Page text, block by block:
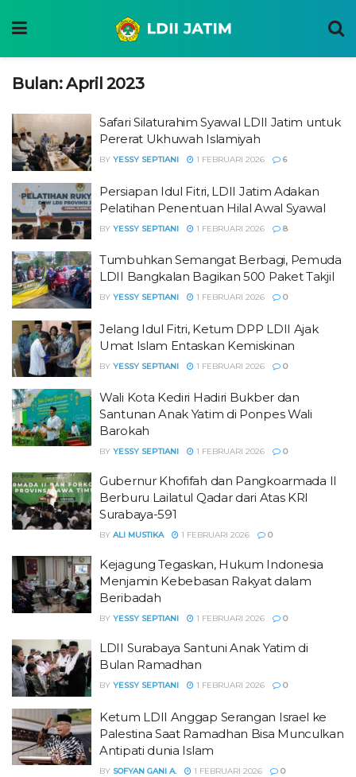
Bulan:April 2023
Safari Silaturahim Syawal LDII Jatim untuk
Pererat Ukhuwah Islamiyah
BY YESSY SEPTIANI 1 FEBRUARI 2026 6
Persiapan Idul Fitri, LDII Jatim Adakan
Pelatihan Penentuan Hilal Awal Syawal
BY YESSY SEPTIANI 1 FEBRUARI 2026 8
Tumbuhkan Semangat Berbagi, Pemuda
LDII Bangkalan Bagikan 500 Paket Takjil
BY YESSY SEPTIANI 1 FEBRUARI 2026 0
Jelang Idul Fitri, Ketum DPP LDII Ajak
Umat Islam Entaskan Kemiskinan
BY YESSY SEPTIANI 1 FEBRUARI 2026 0
Wali Kota Kediri Hadiri Bukber dan
Santunan Anak Yatim di Ponpes Wali
Barokah
BY YESSY SEPTIANI 1 FEBRUARI 2026 0
Gubernur Khofifah dan Pangkoarmada II
Berburu Lailatul Qadar dari Atas KRI
Surabaya-591
BY ALI MUSTIKA 1 FEBRUARI 2026 0
Kejagung Tegaskan, Hukum Indonesia
Menjamin Kebebasan Rakyat dalam
Beribadah
BY YESSY SEPTIANI 1 FEBRUARI 2026 0
LDII Surabaya Santuni Anak Yatim di
Bulan Ramadhan
BY YESSY SEPTIANI 1 FEBRUARI 2026 0
Ketum LDII Anggap Serangan Israel ke
Palestina Saat Ramadhan Bisa Munculkan
Antipati dunia Islam
BY SOFYAN GANI A. 1 FEBRUARI 2026 0